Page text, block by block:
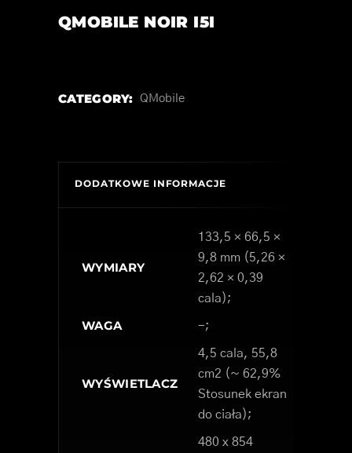
QMOBILE NOIR I5I
CATEGORY: QMobile
DODATKOWE INFORMACJE
WYMIARY
133,5 × 66,5 ×
9,8 mm (5,26 ×
2,62 × 0,39
cala);
WAGA -;
WYŚWIETLACZ
4,5 cala, 55,8
cm2 (~ 62,9%
Stosunek ekran
do ciała);
480 x 854